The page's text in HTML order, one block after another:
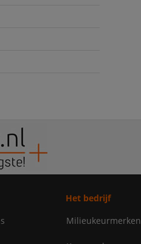
Het bedrijf
Milieukeurmerken